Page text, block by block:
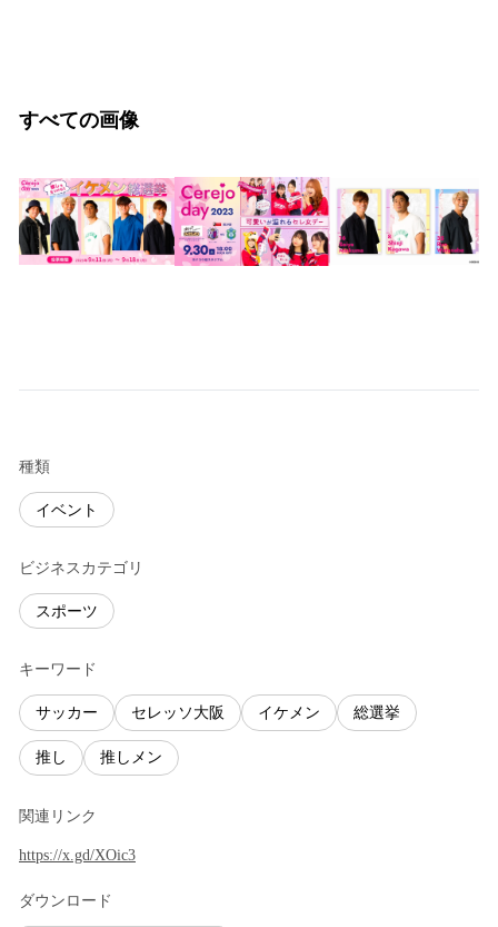
すべての画像
種類
イベント
ビジネスカテゴリ
スポーツ
キーワード
サッカー セレッソ大阪 イケメン 総選挙
推し 推しメン
関連リンク
https://x.gd/XOic3
ダウンロード